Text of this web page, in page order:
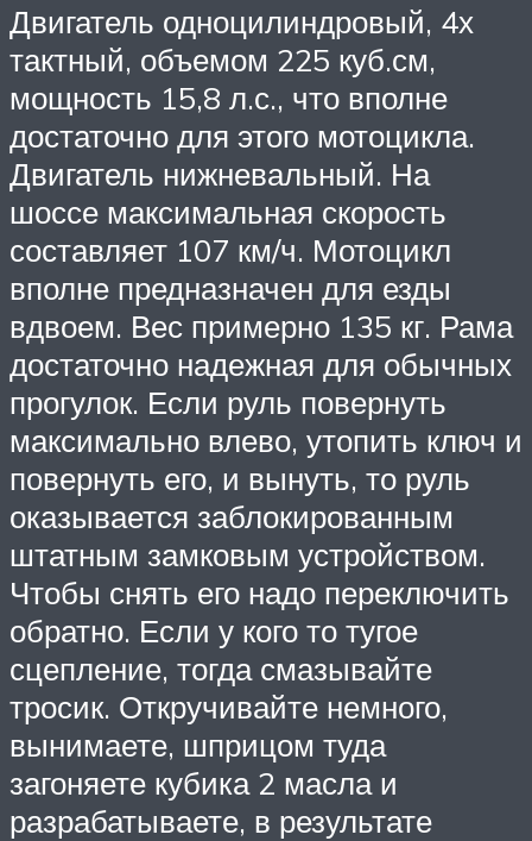
Двигатель одноцилиндровый, 4х
тактный, объемом 225 куб.см,
мощность 15,8 л.с., что вполне
достаточно для этого мотоцикла.
Двигатель нижневальный. На
шоссе максимальная скорость
составляет 107 км/ч. Мотоцикл
вполне предназначен для езды
вдвоем. Вес примерно 135 кг. Рама
достаточно надежная для обычных
прогулок. Если руль повернуть
максимально влево, утопить ключ и
повернуть его, и вынуть, то руль
оказывается заблокированным
штатным замковым устройством.
Чтобы снять его надо переключить
обратно. Если у кого то тугое
сцепление, тогда смазывайте
тросик. Откручивайте немного,
вынимаете, шприцом туда
загоняете кубика 2 масла и
разрабатываете, в результате